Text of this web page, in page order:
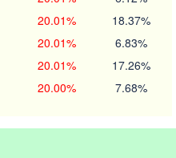
20.01% 18.37%
20.01% 6.83%
20.01% 17.26%
20.00% 7.68%